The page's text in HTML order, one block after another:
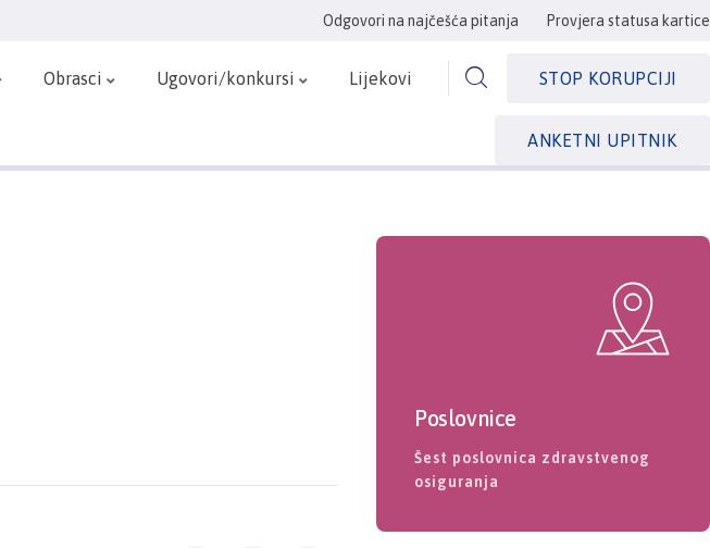
Odgovori na najčešća pitanja Provjera statusa kartice
Obrasci Ugovori/konkursi Lijekovi STOP KORUPCIJI
ANKETNI UPITNIK
Poslovnice
Šest poslovnica zdravstvenog
osiguranja